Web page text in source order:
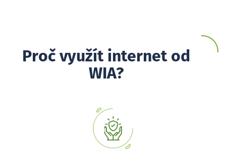
Proč využít internet od
WIA?